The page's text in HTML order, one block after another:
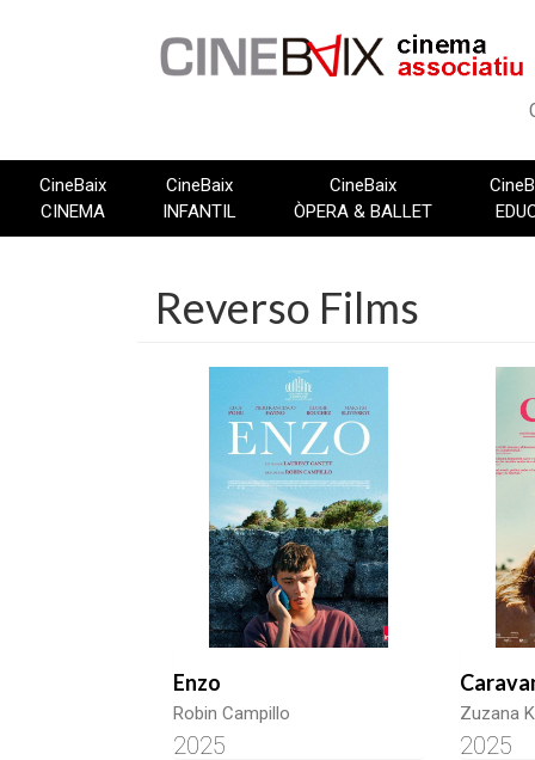
CineBaix
CINEMA
CineBaix
INFANTIL
CineBaix
ÒPERA & BALLET
Reverso Films
Enzo
Robin Campillo
2025
Zuzana
2025